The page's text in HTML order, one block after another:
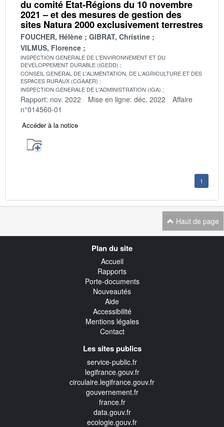
du comité Etat-Régions du 10 novembre
2021 – et des mesures de gestion des
sites Natura 2000 exclusivement terrestres
FOUCHER, Hélène
GIBRAT, Christine
VILMUS, Florence
INSPECTION GENERALE DE L'ENVIRONNEMENT ET DU
DEVELOPPEMENT DURABLE (IGEDD)
CONSEIL GENERAL DE L'ALIMENTATION, DE L'AGRICULTURE ET DES
ESPACES RURAUX (CGAAER)
INSPECTION GENERALE DE L'ADMINISTRATION (IGA)
Rapport: nov. 2022 Mise en ligne: déc. 2022
Affaire
n°014560-01
Accéder à la notice
1
Haut de page
Plan du site
Accueil
Rapports
Porte-documents
Nouveautés
Aide
Accessibilité
Mentions légales
Contact
Les sites publics
service-public.fr
legifrance.gouv.fr
circulaire.legifrance.gouv.fr
gouvernement.fr
france.fr
data.gouv.fr
ecologie.gouv.fr